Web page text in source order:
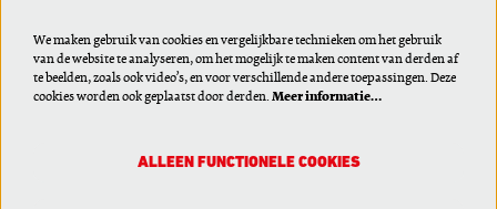
Meld je aan voor de nieuwsbrief of wijzig je voorkeuren
AANMELDEN
We maken gebruik van cookies en vergelijkbare technieken om het gebruik
van de website te analyseren, om het mogelijk te maken content van derden af
te beelden, zoals ook video’s, en voor verschillende andere toepassingen. Deze
cookies worden ook geplaatst door derden. Meer informatie…
ALLEEN FUNCTIONELE COOKIES